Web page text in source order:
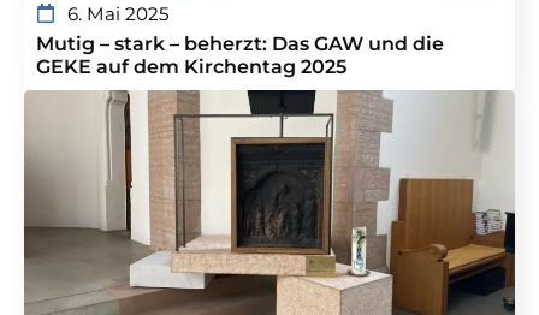
6. Mai 2025
Mutig – stark – beherzt: Das GAW und die
GEKE auf dem Kirchentag 2025